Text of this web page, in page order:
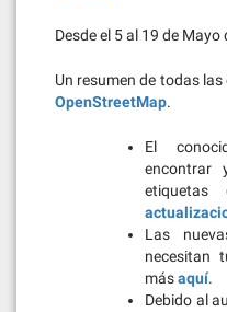
Desde el 5 al 19 de Mayo
Un resumen de todas
OpenStreetMap.
El
encontrar
Las
necesitan
másaquí.
Debido al